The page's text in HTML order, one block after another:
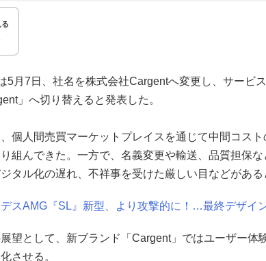
5月7日、社名を株式会社Cargentへ変更し、サービ
」へ切り替えると発表した。
個人間売買マーケットプレイスを通じて中間コス
組んできた。一方で、名義変更や輸送、品質担保
タル化の遅れ、不祥事を受けた厳しい目などがある
スAMG『SL』新型、より攻撃的に！…最終デザイ
望として、新ブランド「Cargent」ではユーザー体
させる。